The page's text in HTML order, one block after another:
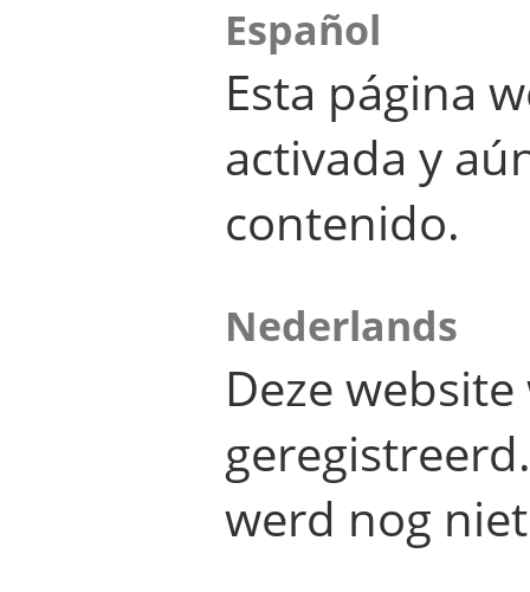
Español
Esta página
activada y
contenido.
Nederlands
Deze
werd nog